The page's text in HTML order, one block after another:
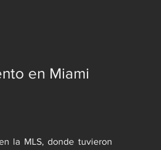
en Miami
la MLS, donde tuvieron